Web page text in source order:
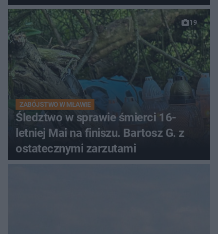
19
ZABÓJSTWO W MŁAWIE
Śledztwo w sprawie śmierci 16-
letniej Mai na finiszu. Bartosz G. z
ostatecznymi zarzutami